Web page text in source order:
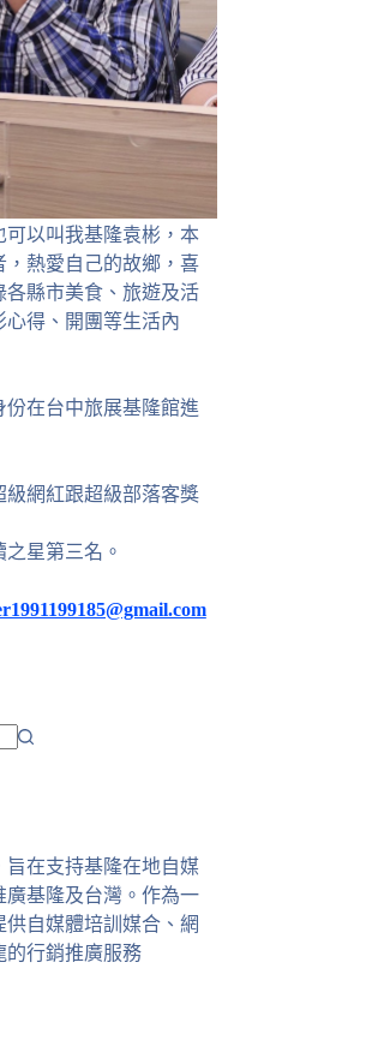
以叫我基隆袁彬，本
熱愛自己的故鄉，喜
縣市美食、旅遊及活
得、開團等生活內
份在台中旅展基隆館進
級網紅跟超級部落客獎
星第三名。
旨在支持基隆在地自媒
基隆及台灣。作為一
自媒體培訓媒合、網
的行銷推廣服務